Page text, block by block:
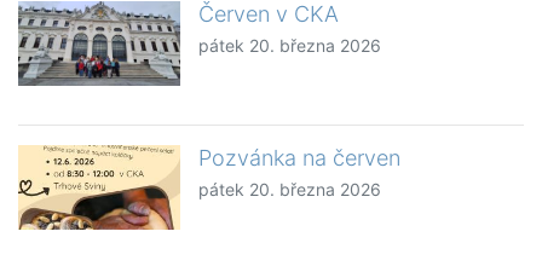
Červen v CKA
pátek 20. března 2026
Pozvánka na červen
pátek 20. března 2026